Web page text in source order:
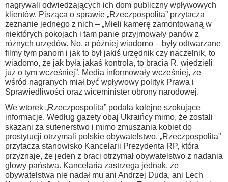
nagrywali odwiedzających ich dom publiczny wpływowych
klientów. Pisząca o sprawie „Rzeczpospolita” przytacza
zeznanie jednego z nich – „Mieli kamerę zamontowaną w
niektórych pokojach i tam panie przyjmowały panów z
różnych urzędów. No, a później wiadomo – były odtwarzane
filmy tym panom i jak to był jakiś urzędnik czy naczelnik, to
wiadomo, że jak była jakaś kontrola, to bracia R. wiedzieli
już o tym wcześniej”. Media informowały wcześniej, że
wśród nagranych miał być wpływowy polityk Prawa i
Sprawiedliwości oraz wiceminister obrony narodowej.
We wtorek „Rzeczpospolita” podała kolejne szokujące
informacje. Według gazety obaj Ukraińcy mimo, że zostali
skazani za sutenerstwo i mimo zmuszania kobiet do
prostytucji otrzymali polskie obywatelstwo. „Rzeczpospolita”
przytacza stanowisko Kancelarii Prezydenta RP, która
przyznaje, że jeden z braci otrzymał obywatelstwo z nadania
głowy państwa. Kancelaria zastrzega jednak, że
obywatelstwa nie nadał mu ani Andrzej Duda, ani Lech